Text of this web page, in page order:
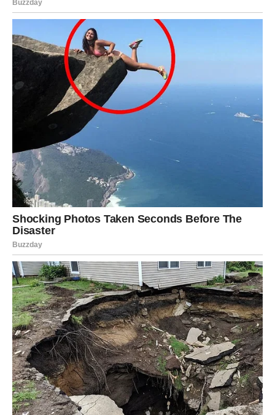
u vezi posla ili zdravlja. Kada presečete, osetićete
olakšanje. Nebo vas nagrađuje jasnoćom i unutrašnjim
mirom.
VAGA – Kraj balansiranja,
početak istine
Vage više ne mogu da stoje na sredini. 21. decembar
donosineizbežan izbor
situacija u kojoj stalno popuštate sada dolazi do tačke
pucanja.
Iako ste znak harmonije, ovaj put morate izabrati sebe.
Kada to učinite, otvara se prostor za novu ravnotežu –
onu koja nije izgrađena na kompromisima, već na
poštovanju.